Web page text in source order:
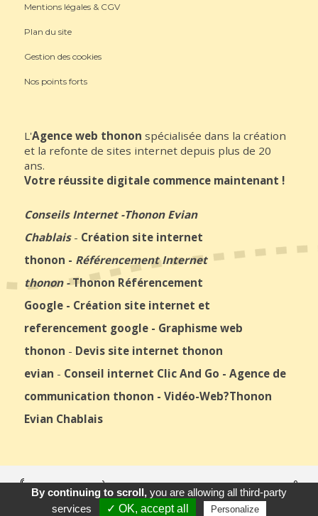
Mentions légales & CGV
Plan du site
Gestion des cookies
Nos points forts
L'Agence web thonon spécialisée dans la création
et la refonte de sites internet depuis plus de 20
ans.
Votre réussite digitale commence maintenant !
Conseils Internet-Thonon Evian
Chablais- Création site internet
thonon - Référencement Internet
thonon-Thonon Référencement
Google - Création site internet et
referencement google - Graphisme web
thonon - Devis site internet thonon
evian - Conseil internet Clic And Go - Agence de
communication thonon - Vidéo-Web?Thonon
Evian Chablais
Appeler E-Mail Venir
© 2026 Agence Web Thonon Les Bains - Référencement Google
Thonon Les Bains
Clic And Go
création site internet thonon
clicandgo.com
By continuing to scroll,you are allowing all third-party
services
✓ OK, accept all Personalize